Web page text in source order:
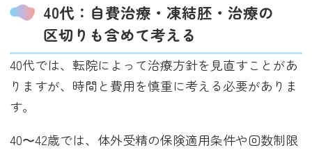
40代：自費治療・凍結胚・治療の
区切りも含めて考える
40代では、転院によって治療方針を見直すことがあ
りますが、時間と費用を慎重に考える必要がありま
す。
40〜42歳では、体外受精の保険適用条件や回数制限